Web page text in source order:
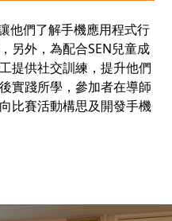
他們了解手機應用程式行
另外，為配合SEN兒童成
提供社交訓練，提升他們
實踐所學，參加者在導師
比賽活動構思及開發手機